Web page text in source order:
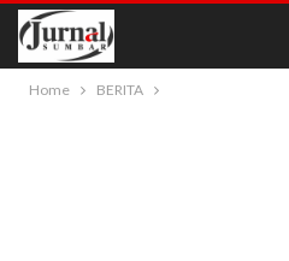
Home BERITA